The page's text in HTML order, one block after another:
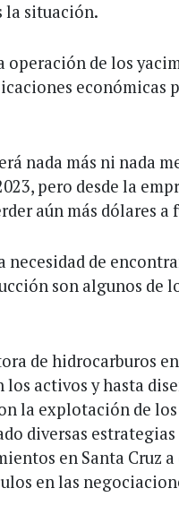
la situación.
operación de los
económicas
nada más ni nada
pero desde la
aún más dólares a
necesidad de
son algunos de
de hidrocarburos
activos y hasta
la explotación de
diversas estrategias
en Santa Cruz a
en las